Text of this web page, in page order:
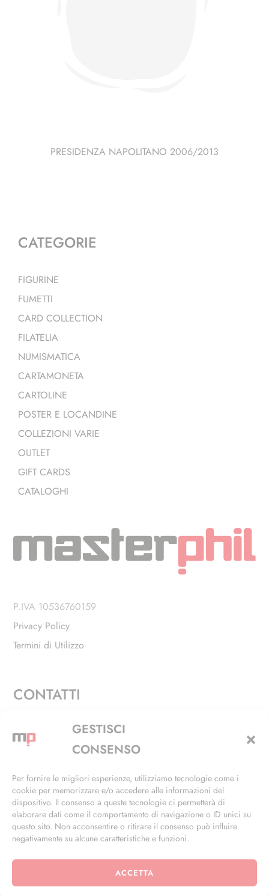
GESTISCI
CONSENSO
Per fornire le migliori esperienze, utilizziamo tecnologie come i
cookie per memorizzare e/o accedere alle informazioni del
dispositivo. Il consenso a queste tecnologie ci permetterà di
elaborare dati come il comportamento di navigazione o ID unici su
questo sito. Non acconsentire o ritirare il consenso può influire
negativamente su alcune caratteristiche e funzioni.
ACCETTA
PRESIDENZA NAPOLITANO 2006/2013
CATEGORIE
FIGURINE
FUMETTI
CARD COLLECTION
FILATELIA
NUMISMATICA
CARTAMONETA
CARTOLINE
POSTER E LOCANDINE
COLLEZIONI VARIE
OUTLET
GIFT CARDS
CATALOGHI
P.IVA 10536760159
Privacy Policy
Termini di Utilizzo
CONTATTI
Via Alfieri, 27 - Trezzano Sul Naviglio (MI)
+39 02 4846 3155
info@masterphil.it